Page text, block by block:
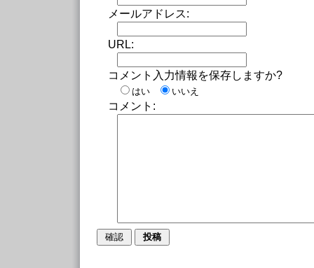
メールアドレス:
URL:
コメント入力情報を保存しますか?
はい いいえ
コメント: